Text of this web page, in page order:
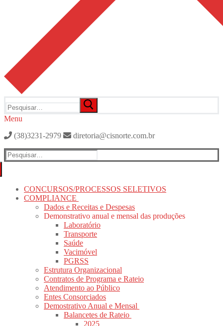
por:
Menu
(38)3231-2979
diretoria@cisnorte.com.br
Pesquisar
por:
CONCURSOS/PROCESSOS SELETIVOS
COMPLIANCE
Dados e Receitas e Despesas
Demonstrativo anual e mensal das produções
Laboratório
Transporte
Saúde
Vacimóvel
PGRSS
Estrutura Organizacional
Contratos de Programa e Rateio
Atendimento ao Público
Entes Consorciados
Demostrativo Anual e Mensal
Balancetes de Rateio
2025